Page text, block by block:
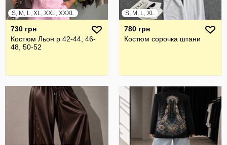
S, M, L, XL, XXL, XXXL
730 грн
Костюм Льон р 42-44, 46-
48, 50-52
S, M, L, XL
780 грн
Костюм сорочка штани